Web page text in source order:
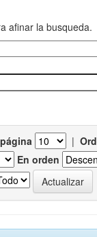
afinar la busqueda.
|
En orden